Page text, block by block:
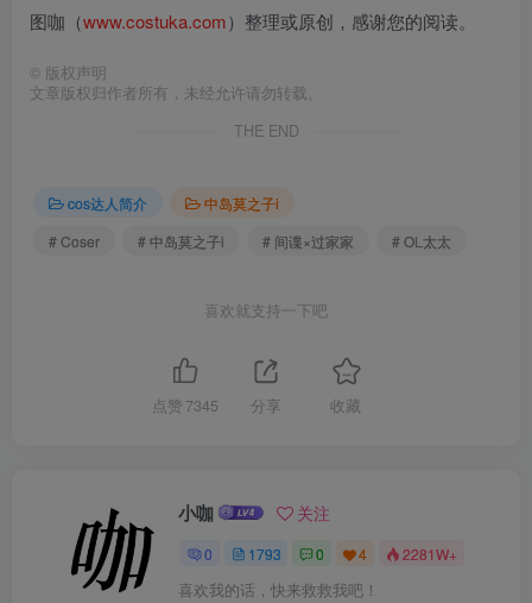
图咖（www.costuka.com）整理或原创，感谢您的阅读。
© 版权声明
文章版权归作者所有，未经允许请勿转载。
THE END
cos达人简介
中岛莫之子i
# Coser
# 中岛莫之子i # 间谍×过家家 # OL太太
喜欢就支持一下吧
点赞 7345 分享 收藏
小咖 关注
0 1793 0 4 2281W+
喜欢我的话，快来救救我吧！